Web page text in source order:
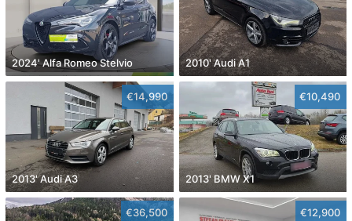
2024' Alfa Romeo Stelvio 2010' Audi A1
€14,990
2013' Audi A3
€10,490
2013' BMW X1
€36,500 €12,900